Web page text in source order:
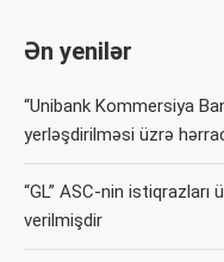
Ən yenilər
“Unibank Kommersiya
yerləşdirilməsi üzrə
“GL” ASC-nin istiqrazları
verilmişdir